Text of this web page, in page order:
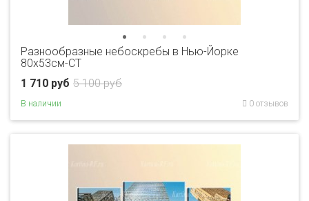
Разнообразные небоскребы в Нью-Йорке
80x53см-CT
5 100 руб
1 710 руб
В наличии 0 отзывов